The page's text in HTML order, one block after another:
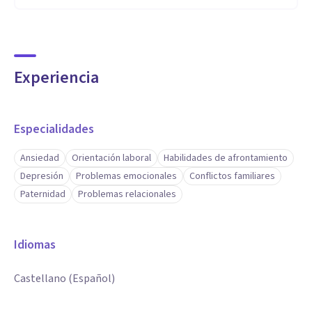
Experiencia
Especialidades
Ansiedad Orientación laboral
Habilidades de afrontamiento
Depresión
Problemas emocionales
Conflictos familiares
Paternidad
Problemas relacionales
Idiomas
Castellano (Español)